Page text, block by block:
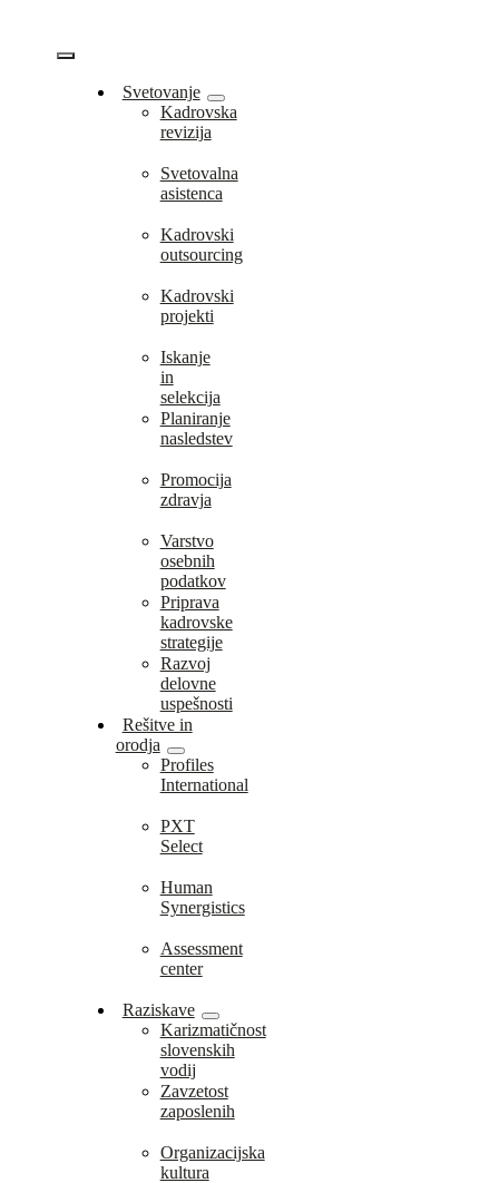
content
Vklopi/Izklopi
navigacijo
Svetovanje
Kadrovska
revizija
Svetovalna
asistenca
Kadrovski
outsourcing
Kadrovski
projekti
Iskanje
in
selekcija
Planiranje
nasledstev
Promocija
zdravja
Varstvo
osebnih
podatkov
Priprava
kadrovske
strategije
Razvoj
delovne
uspešnosti
Rešitve in
orodja
Profiles
International
PXT
Select
Human
Synergistics
Assessment
center
Raziskave
Karizmatičnost
slovenskih
vodij
Zavzetost
zaposlenih
Organizacijska
kultura